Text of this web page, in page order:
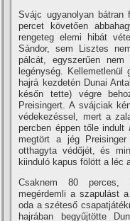
Svájc ugyanolyan
percet követően
rengeteg elemi hibát
Sándor, sem Lisztes
pálcát, egyszerűen
legénység.
hajrá kezdetén Dunai
későn tette) végre
Preisingert. A svájciak
védekezéssel, mert a
percben éppen tőle
megtört a jég
otthagyta védőjét, és
kiinduló kapus fölött a léc
Csaknem 80 perces,
megérdemli a szapulást
oda a széteső
hajrában begyűjtötte